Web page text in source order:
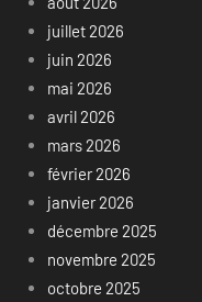
juillet 2026
juin 2026
mai 2026
avril 2026
mars 2026
février 2026
janvier 2026
décembre 2025
novembre 2025
octobre 2025